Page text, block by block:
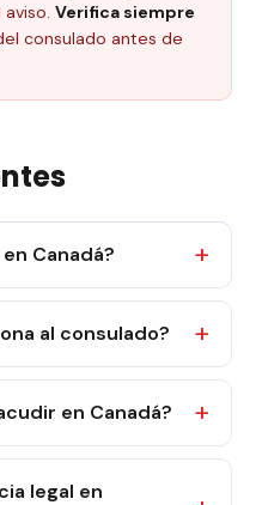
Verifica siempre
consulado antes de
Canadá?
al consulado?
en Canadá?
legal en